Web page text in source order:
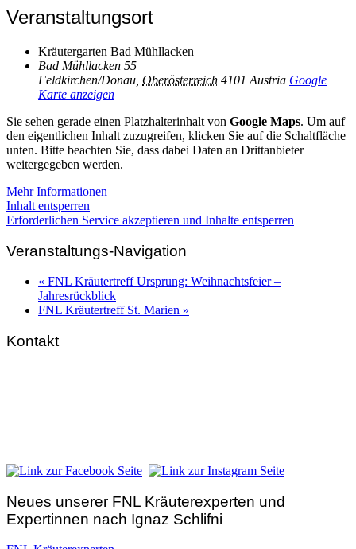
Veranstaltungsort
Kräutergarten Bad Mühllacken
Bad Mühllacken 55
Feldkirchen/Donau Oberösterreich 4101 Austria Google
Karte anzeigen
Sie sehen gerade einen Platzhalterinhalt von Google Maps. Um auf
den eigentlichen Inhalt zuzugreifen, klicken Sie auf die Schaltfläche
unten. Bitte beachten Sie, dass dabei Daten an Drittanbieter
weitergegeben werden.
Mehr Informationen
Inhalt entsperren
Erforderlichen Service akzeptieren und Inhalte entsperren
Veranstaltungs-Navigation
« FNL Kräutertreff Ursprung: Weihnachtsfeier –
Jahresrückblick
FNL Kräutertreff St. Marien »
Kontakt
Neues unserer FNL Kräuterexperten und
Expertinnen nach Ignaz Schlifni